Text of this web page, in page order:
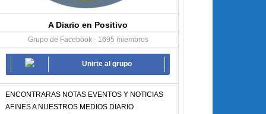
A Diario en Positivo
Grupo de Facebook · 1695 miembros
Unirte al grupo
ENCONTRARAS NOTAS EVENTOS Y NOTICIAS
AFINES A NUESTROS MEDIOS DIARIO